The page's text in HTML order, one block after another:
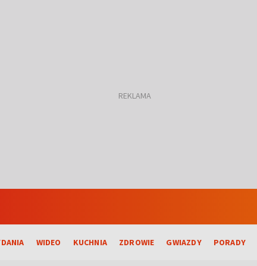
WIDEO KUCHNIA ZDROWIE GWIAZDY PORADY